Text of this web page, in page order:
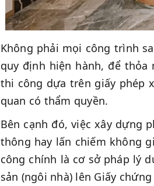
Không phải mọi công trình
quy định hiện hành, để thỏa
thi công dựa trên giấy phép
quan có thẩm quyền.
Bên cạnh đó, việc xây dựng
thông hay lấn chiếm không
công chính là cơ sở pháp lý
sản (ngôi nhà) lên Giấy